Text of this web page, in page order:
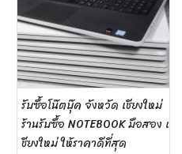
รับซื้อโน๊ตบุ๊ค จังหวัด เชียงใหม่
ร้านรับซื้อ NOTEBOOK มือสอง เ
ชียงใหม่ ให้ราคาดีที่สุด